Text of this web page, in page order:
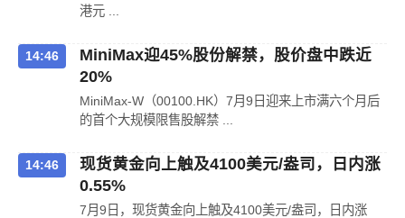
港元 ...
14:46
MiniMax迎45%股份解禁，股价盘中跌近
20%
MiniMax-W（00100.HK）7月9日迎来上市满六个月后
的首个大规模限售股解禁 ...
14:46
现货黄金向上触及4100美元/盎司，日内涨
0.55%
7月9日，现货黄金向上触及4100美元/盎司，日内涨